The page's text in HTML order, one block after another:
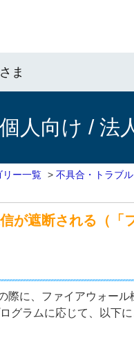
ま
人向け / 法
リー一覧 > 不具合・トラブル
が遮断される（「
際に、ファイアウォー
グラムに応じて、以下